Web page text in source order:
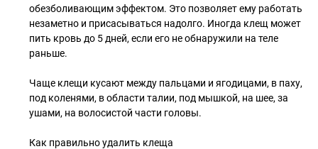
обезболивающим эффектом. Это позволяет ему работать
незаметно и присасываться надолго. Иногда клещ может
пить кровь до 5 дней, если его не обнаружили на теле
раньше.
Чаще клещи кусают между пальцами и ягодицами, в паху,
под коленями, в области талии, под мышкой, на шее, за
ушами, на волосистой части головы.
Как правильно удалить клеща